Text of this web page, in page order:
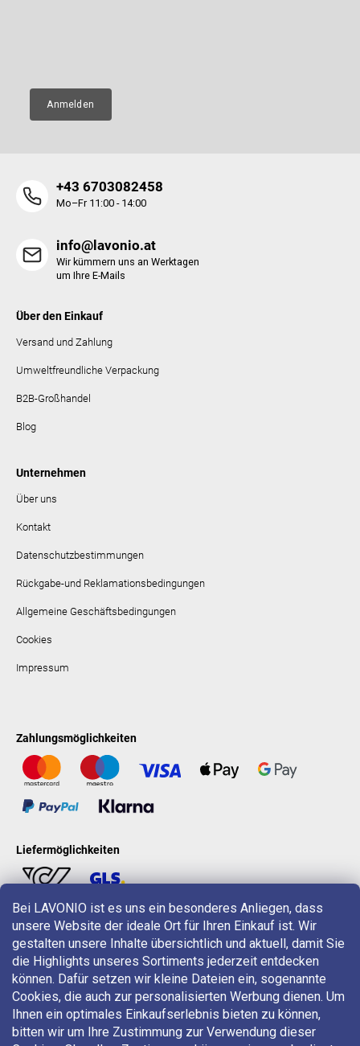
Bei LAVONIO ist es uns ein besonderes Anliegen, dass
unsere Website der ideale Ort für Ihren Einkauf ist. Wir
gestalten unsere Inhalte übersichtlich und aktuell, damit Sie
die Highlights unseres Sortiments jederzeit entdecken
können. Dafür setzen wir kleine Dateien ein, sogenannte
Cookies, die auch zur personalisierten Werbung dienen. Um
Ihnen ein optimales Einkaufserlebnis bieten zu können,
bitten wir um Ihre Zustimmung zur Verwendung dieser
Anmelden
+43 6703082458
Mo–Fr 11:00 - 14:00
info@lavonio.at
Wir kümmern uns an Werktagen
um Ihre E-Mails
Über den Einkauf
Versand und Zahlung
Umweltfreundliche Verpackung
B2B-Großhandel
Blog
Unternehmen
Über uns
Kontakt
Datenschutzbestimmungen
Rückgabe-und Reklamationsbedingungen
Allgemeine Geschäftsbedingungen
Cookies
Impressum
Zahlungsmöglichkeiten
Liefermöglichkeiten
LAVONIO in der Welt
Für Aktionen, Gewinnspiele und Rabatte folgen Sie uns auf: